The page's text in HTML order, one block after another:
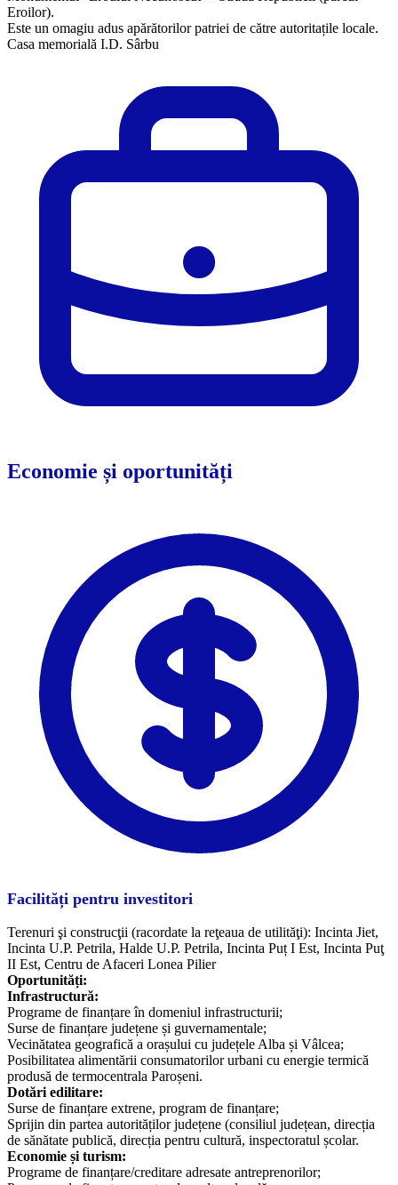
Eroilor).
Este un omagiu adus apărătorilor patriei de către autoritațile locale.
Casa memorială I.D. Sârbu
Economie și oportunități
Facilități pentru investitori
Terenuri şi construcţii (racordate la reţeaua de utilităţi): Incinta Jiet,
Incinta U.P. Petrila, Halde U.P. Petrila, Incinta Puț I Est, Incinta Puţ
II Est, Centru de Afaceri Lonea Pilier
Oportunități:
Infrastructură:
Programe de finanțare în domeniul infrastructurii;
Surse de finanțare județene și guvernamentale;
Vecinătatea geografică a orașului cu județele Alba și Vâlcea;
Posibilitatea alimentării consumatorilor urbani cu energie termică
produsă de termocentrala Paroșeni.
Dotări edilitare:
Surse de finanțare extrene, program de finanțare;
Sprijin din partea autorităților județene (consiliul județean, direcția
de sănătate publică, direcția pentru cultură, inspectoratul școlar.
Economie și turism:
Programe de finanțare/creditare adresate antreprenorilor;